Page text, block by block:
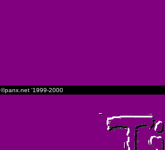
©panx.net '1999-2000